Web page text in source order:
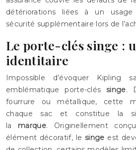
détériorations liées à un
sécurité supplémentaire lors de
Le porte-clés singe :
identitaire
Impossible d’évoquer Kipling
emblématique porte-cléssinge.
fourrure ou métallique, cette
chaque sac et constitue la
la marque. Originellement
élément décoratif, lesinge est